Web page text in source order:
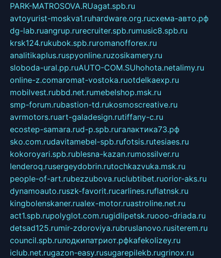
PARK-MATROSOVA.RUagat.spb.ru
avtoyurist-moskva1.ruhardware.org.ruсхема-авто.рф
dg-lab.ruangrup.rurecruiter.spb.rumusic8.spb.ru
krsk124.rukubok.spb.ruromanofforex.ru
analitikaplus.ruspyonline.ruzosikamery.ru
sloboda-ural.pp.ruAUTO-COM.SUhohota.netalimy.ru
online-z.comaromat-vostoka.ruotdelkaexp.ru
mobilvest.rubbd.net.rumebelshop.msk.ru
smp-forum.rubastion-td.rukosmoscreative.ru
avrmotors.ruart-galadesign.rutiffany-c.ru
ecostep-samara.rud-p.spb.ruгалактика73.рф
sko.com.rudavitamebel-spb.rufotsis.rutesiaes.ru
kokoroyari.spb.rublesna-kazan.rumossilver.ru
lenderoq.rusergeydobrin.rutochkazvuka.msk.ru
people-of-art.rubezzubova.ruclubtibet.ruorior-aks.ru
dynamoauto.ruszk-favorit.rucarlines.ruflatnsk.ru
kingbolenskaner.rualex-motor.ruastroline.net.ru
act1.spb.rupolyglot.com.rugidlipetsk.ruooo-driada.ru
detsad125.rumir-zdoroviya.rubruslanovo.rusiterem.ru
council.spb.ruлодкипатриот.рфkafekolizey.ru
iclub.net.rugazon-easy.rusugarepilekb.rugrinox.ru